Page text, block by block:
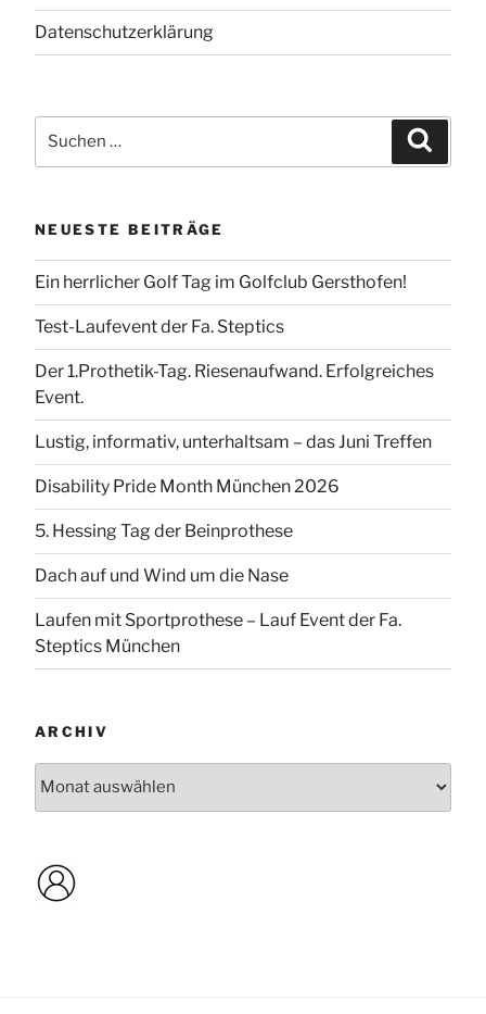
Datenschutzerklärung
nach:
NEUESTE BEITRÄGE
Ein herrlicher Golf Tag im Golfclub Gersthofen!
Test-Laufevent der Fa. Steptics
Der 1.Prothetik-Tag. Riesenaufwand. Erfolgreiches
Event.
Lustig, informativ, unterhaltsam – das Juni Treffen
Disability Pride Month München 2026
5. Hessing Tag der Beinprothese
Dach auf und Wind um die Nase
Laufen mit Sportprothese – Lauf Event der Fa.
Steptics München
ARCHIV